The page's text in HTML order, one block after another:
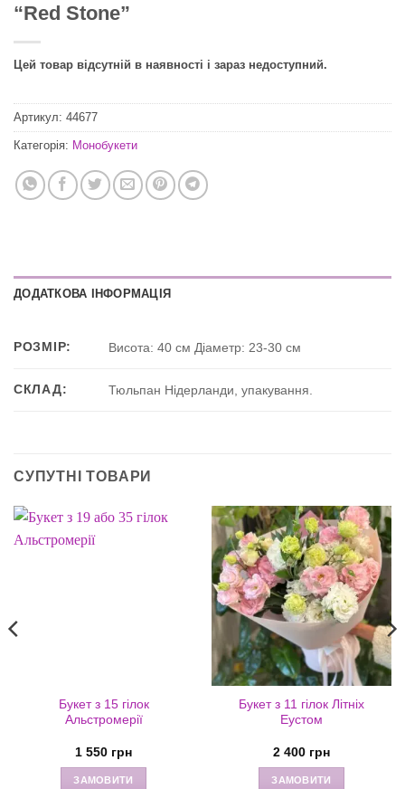
“Red Stone”
Цей товар відсутній в наявності і зараз недоступний.
Артикул: 44677
Категорія: Монобукети
ДОДАТКОВА ІНФОРМАЦІЯ
РОЗМІР: Висота: 40 см Діаметр: 23-30 см
СКЛАД: Тюльпан Нідерланди, упакування.
СУПУТНІ ТОВАРИ
Букет з 15 гілок
Альстромерії
1 550 грн
ЗАМОВИТИ
Букет з 11 гілок Літніх
Еустом
2 400 грн
ЗАМОВИТИ